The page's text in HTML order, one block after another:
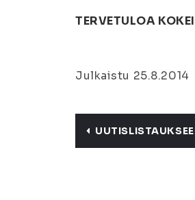
TERVETULOA
Julkaistu 25.8.2014